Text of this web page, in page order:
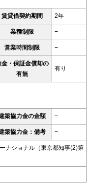
賃貸借契約期間 2年
業種制限 −
営業時間制限 −
金・保証金償却の
有無
有り
築協力金の金額 −
築協力金：備考 −
ナショナル（東京都知事(2)第